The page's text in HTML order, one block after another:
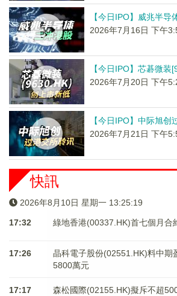
【今日IPO】威兆半导
2026年7月16日 下午
【今日IPO】芯碁微
2026年7月20日 下午
【今日IPO】中际旭创
2026年7月21日 下午
快訊
2026年8月10日 星期一 13:25:19
17:32 綠地香港(00337.HK)首七個月合
17:26
晶科電子股份(02551.HK)料中期
5800萬元
17:17 森松國際(02155.HK)擬斥不超